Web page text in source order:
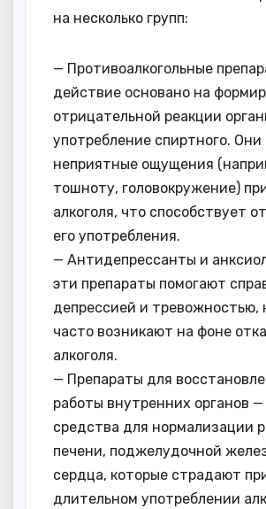
на несколько групп:
— Противоалкогольные
действие основано на
отрицательной реакции
употребление спиртного.
неприятные ощущения
тошноту, головокружение)
алкоголя, что способствует
его употребления.
— Антидепрессанты и
эти препараты помогают
депрессией и тревожностью,
часто возникают на фоне
алкоголя.
— Препараты для
работы внутренних органов
средства для нормализации
печени, поджелудочной
сердца, которые страдают
длительном употреблении